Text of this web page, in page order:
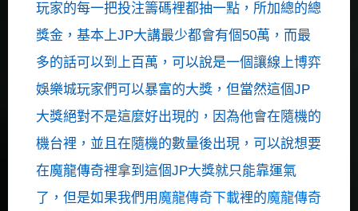
玩家的每一把投注籌碼裡都抽一點，所加總的總
獎金，基本上JP大講最少都會有個50萬，而最
多的話可以到上百萬，可以說是一個讓線上博弈
娛樂城玩家們可以暴富的大獎，但當然這個JP
大獎絕對不是這麼好出現的，因為他會在隨機的
機台裡，並且在隨機的數量後出現，可以說想要
在魔龍傳奇裡拿到這個JP大獎就只能靠運氣
了，但是如果我們用 魔龍傳奇下載裡的魔龍傳奇